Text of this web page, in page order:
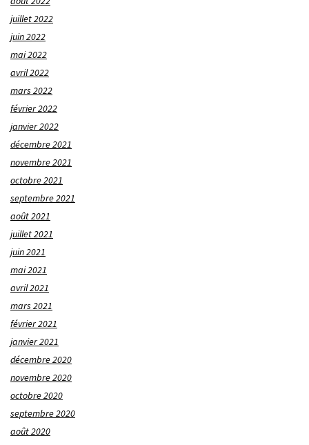
juillet 2022
juin 2022
mai 2022
avril 2022
mars 2022
février 2022
janvier 2022
décembre 2021
novembre 2021
octobre 2021
septembre 2021
août 2021
juillet 2021
juin 2021
mai 2021
avril 2021
mars 2021
février 2021
janvier 2021
décembre 2020
novembre 2020
octobre 2020
septembre 2020
août 2020